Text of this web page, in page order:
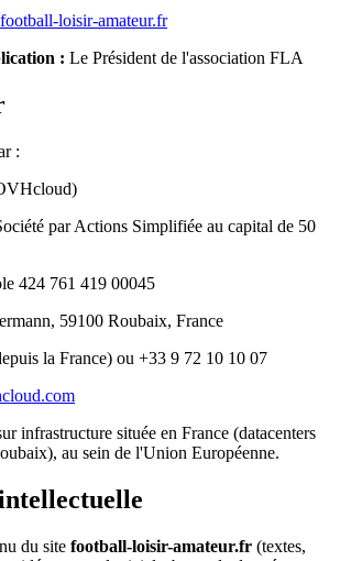
loisir-amateur.fr
: Le Président de l'association FLA
:
par Actions Simplifiée au capital de 50
424 761 419 00045
59100 Roubaix, France
la France) ou +33 9 72 10 10 07
infrastructure située en France (datacenters
au sein de l'Union Européenne.
du site football-loisir-amateur.fr (textes,